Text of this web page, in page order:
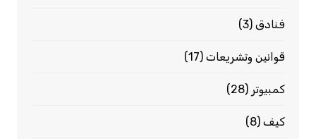
فنادق(3)
قوانين وتشريعات(17)
كمبيوتر (28)
كيف(8)